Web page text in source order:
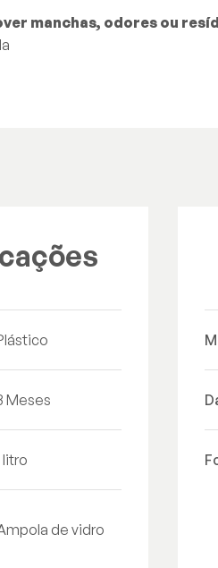
manchas, odores ou
Meses
litro
de vidro